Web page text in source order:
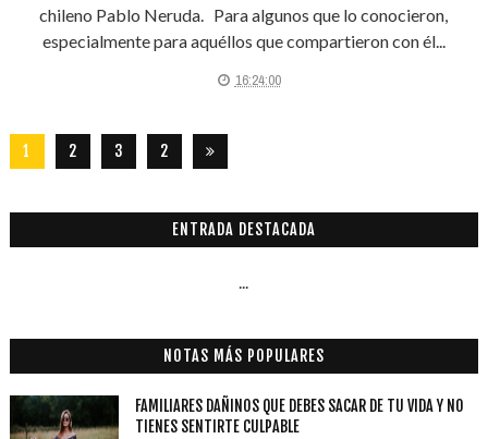
chileno Pablo Neruda. Para algunos que lo conocieron,
especialmente para aquéllos que compartieron con él...
16:24:00
1 2 3
2
ENTRADA DESTACADA
...
NOTAS MÁS POPULARES
FAMILIARES DAÑINOS QUE DEBES SACAR DE TU VIDA Y NO
TIENES SENTIRTE CULPABLE